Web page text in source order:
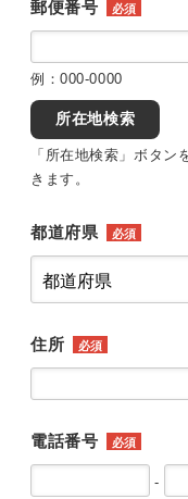
郵便番号 必須
例：000-0000
所在地検索
「所在地検索」ボタ
きます。
都道府県 必須
住所 必須
電話番号 必須
-